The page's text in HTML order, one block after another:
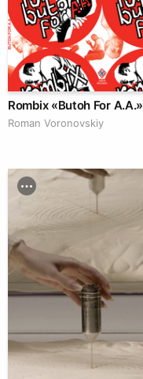
Rombix «Butoh For A.A.»
Roman Voronovskiy